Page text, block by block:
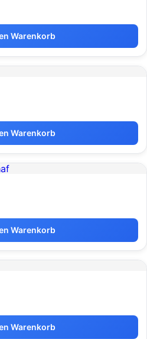
Warenkorb
Warenkorb
Warenkorb
Warenkorb